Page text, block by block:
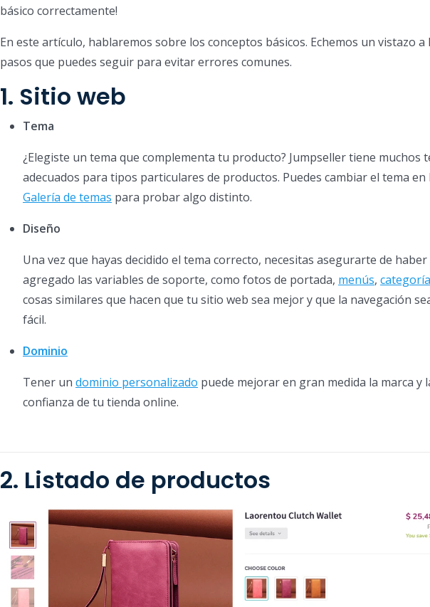
básico correctamente!
En este artículo, hablaremos sobre los conceptos básicos. Echemos un vistazo a
pasos que puedes seguir para evitar errores comunes.
1. Sitio web
Tema
¿Elegiste un tema que complementa tu producto? Jumpseller tiene muchos
adecuados para tipos particulares de productos. Puedes cambiar el tema en
Galería de temas para probar algo distinto.
Diseño
Una vez que hayas decidido el tema correcto, necesitas asegurarte de haber
agregado las variables de soporte, como fotos de portada, menús,
cosas similares que hacen que tu sitio web sea mejor y que la navegación
fácil.
Dominio
Tener un dominio personalizado puede mejorar en gran medida la marca y
confianza de tu tienda online.
2. Listado de productos